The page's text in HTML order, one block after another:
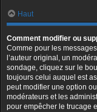
Haut
Comment modifier ou
Comme pour les
l’auteur original, un
sondage, cliquez sur le
toujours celui auquel est
peut modifier une option
modérateurs et les
pour empêcher le trucage